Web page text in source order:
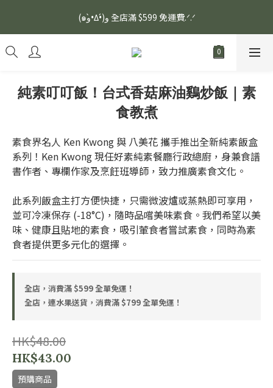
安眠熟睡、穩定血壓、瞓醒精神更集中🌿ASONE GABA TEA 如一
舒眠茶（15入）｜優質養生高山茶
(๑و•̀Δ•́)و 全店滿 $599 免運費.ᐟ.ᐟ
安眠熟睡、穩定血壓、瞓醒精神更集中🌿ASONE GABA TEA 如一
舒眠茶（15入）｜優質養生高山茶
純素叮叮飯！台式香菇麻油鷄炒飯｜素
食教煮
素食界名人 Ken Kwong 與 八美花 攜手推出全新純素飯盒
系列！Ken Kwong 現任好素純素餐廳行政總廚，身兼食譜
書作者、專欄作家及烹飪班導師，致力推廣素食文化。
此系列飯盒主打方便快捷，只需微波爐或蒸熱即可享用，
並可冷凍保存 (-18°C)，隨時品嚐美味素食。我們希望以美
味、健康且貼地的素食，吸引葷食者嘗試素食，同時為素
食者提供更多元化的選擇。
全店，消費滿 $599 全單免運！
全店，連水果送貨，消費滿 $799 全單免運！
HK$48.00
HK$43.00
預購商品